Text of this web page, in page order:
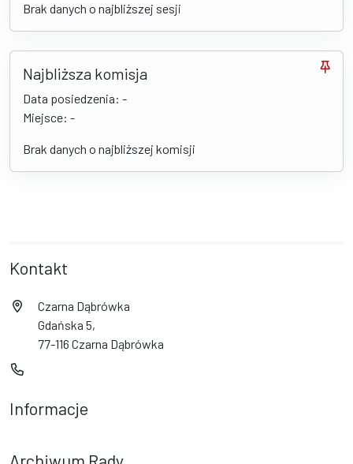
Brak danych o najbliższej sesji
Najbliższa komisja
Data posiedzenia: -
Miejsce: -
Brak danych o najbliższej komisji
Kontakt
Czarna Dąbrówka
Gdańska 5,
77-116 Czarna Dąbrówka
Informacje